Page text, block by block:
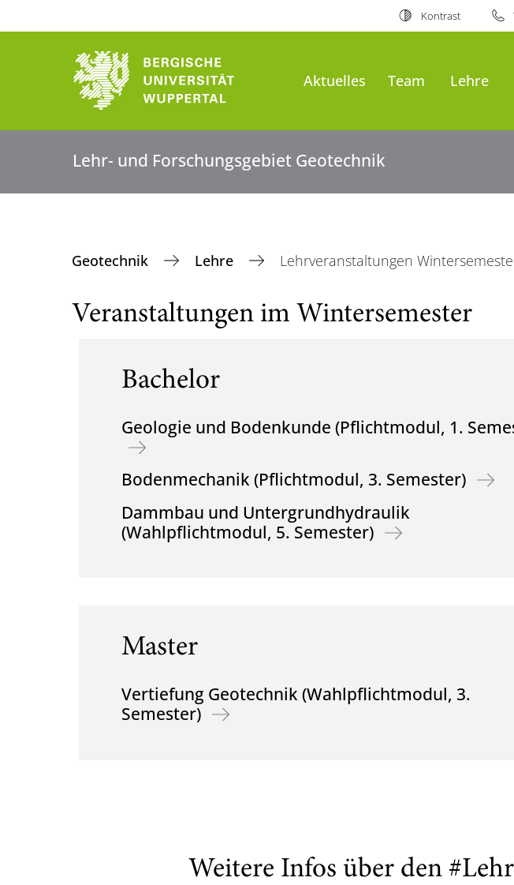
Kontrast
Aktuelles Team Lehre
Lehr- und Forschungsgebiet Geotechnik
Geotechnik Lehre Lehrveranstaltungen
Veranstaltungen im Wintersemester
Bachelor
Geologie und Bodenkunde (Pflichtmodul, 1.
Bodenmechanik (Pflichtmodul, 3. Semester)
Dammbau und Untergrundhydraulik
(Wahlpflichtmodul, 5. Semester)
Master
Vertiefung Geotechnik (Wahlpflichtmodul, 3.
Semester)
Weitere Infos über den